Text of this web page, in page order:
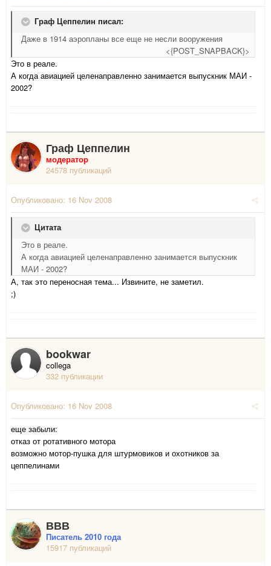
Граф Цеппелин писал:
Даже в 1914 аэропланы все еще не несли вооружения
<{POST_SNAPBACK}>
Это в реале.
А когда авиацией целенаправленно занимается выпускник МАИ -
2002?
Граф Цеппелин
модератор
24578 публикаций
Опубликовано: 16 Nov 2008
Цитата
Это в реале.
А когда авиацией целенаправленно занимается выпускник
МАИ - 2002?
А, так это переносная тема... Извините, не заметил.
;)
bookwar
collega
332 публикации
Опубликовано: 16 Nov 2008
еще забыли:
отказ от ротативного мотора
возможно мотор-пушка для штурмовиков и охотников за
цеппелинами
ВВВ
Писатель 2010 года
15917 публикаций